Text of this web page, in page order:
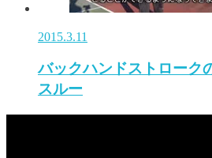
2015.3.11
バックハンドストロー
スルー